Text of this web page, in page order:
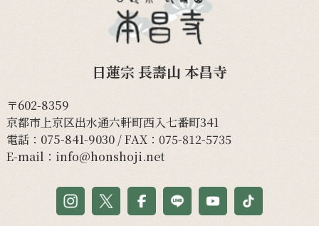
日蓮宗 長壽山 本昌寺
〒602-8359
京都市上京区出水通六軒町西入七番町341
電話： 075-841-9030/ FAX：075-812-5735
E-mail： info@honshoji.net